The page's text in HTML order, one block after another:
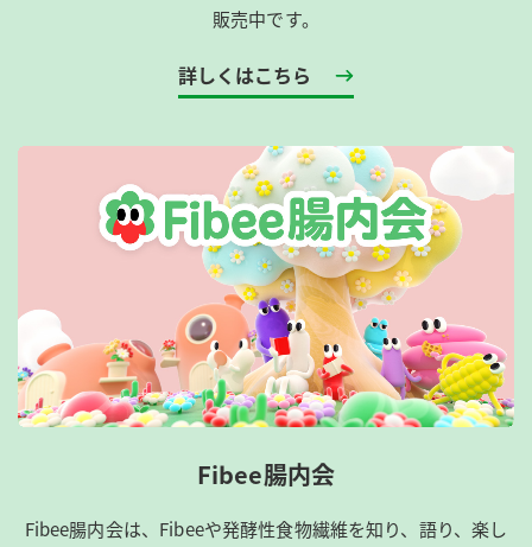
販売中です。
詳しくはこちら
Fibee腸内会
Fibee腸内会は、​Fibeeや発酵性食物繊維を知り、語り、楽し